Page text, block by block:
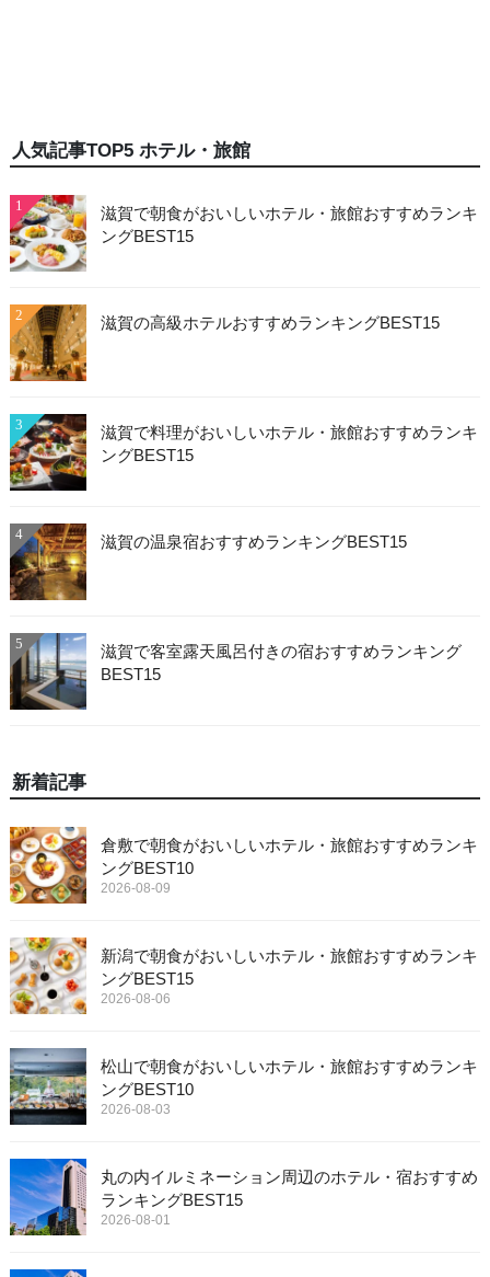
人気記事TOP5 ホテル・旅館
1
滋賀で朝食がおいしいホテル・旅館おすすめランキ
ングBEST15
2 滋賀の高級ホテルおすすめランキングBEST15
3
滋賀で料理がおいしいホテル・旅館おすすめランキ
ングBEST15
4 滋賀の温泉宿おすすめランキングBEST15
5
滋賀で客室露天風呂付きの宿おすすめランキング
BEST15
新着記事
倉敷で朝食がおいしいホテル・旅館おすすめランキ
ングBEST10
2026-08-09
新潟で朝食がおいしいホテル・旅館おすすめランキ
ングBEST15
2026-08-06
松山で朝食がおいしいホテル・旅館おすすめランキ
ングBEST10
2026-08-03
丸の内イルミネーション周辺のホテル・宿おすすめ
ランキングBEST15
2026-08-01